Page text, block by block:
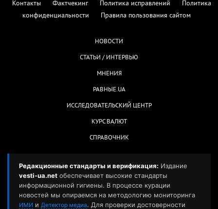
Контакты
Фактчекинг Политика исправлений
Политика
конфиденциальности
Правила пользования сайтом
НОВОСТИ
СТАТЬИ / ИНТЕРВЬЮ
МНЕНИЯ
РАВНЫЕ.UA
ИССЛЕДОВАТЕЛЬСКИЙ ЦЕНТР
КУРС ВАЛЮТ
СПРАВОЧНИК
Редакционные стандарты и верификация: Издание
vesti-ua.net обеспечивает высокие стандарты
информационной гигиены. В процессе курации
новостей мы опираемся на методологию мониторинга
ИМИ и Детектор медиа. Для проверки достоверности